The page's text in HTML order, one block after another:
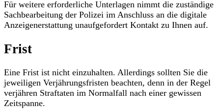
Für weitere erforderliche Unterlagen nimmt die zuständige
Sachbearbeitung der Polizei im Anschluss an die digitale
Anzeigenerstattung unaufgefordert Kontakt zu Ihnen auf.
Frist
Eine Frist ist nicht einzuhalten. Allerdings sollten Sie die
jeweiligen Verjährungsfristen beachten, denn in der Regel
verjähren Straftaten im Normalfall nach einer gewissen
Zeitspanne.